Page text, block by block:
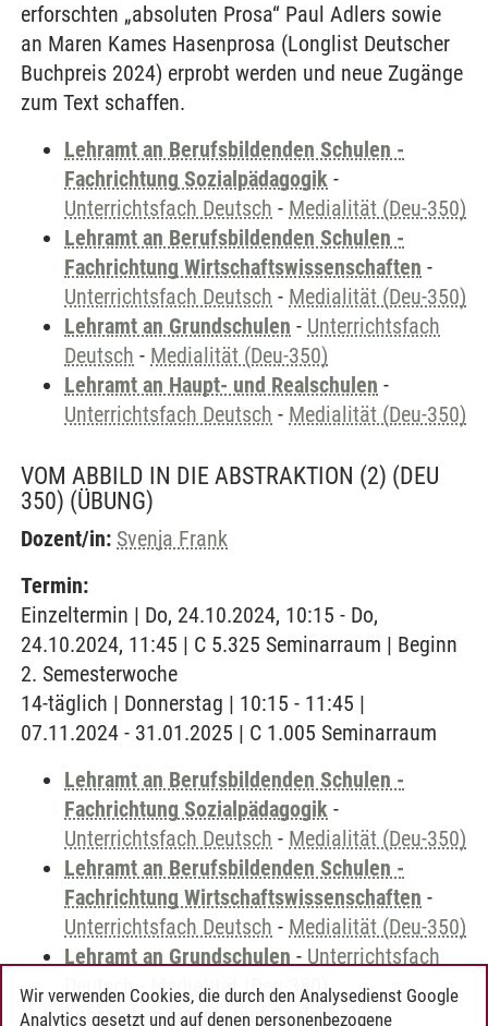
erforschten „absoluten Prosa“ Paul Adlers sowie
an Maren Kames Hasenprosa (Longlist Deutscher
Buchpreis 2024) erprobt werden und neue Zugänge
zum Text schaffen.
Lehramt an Berufsbildenden Schulen -
Fachrichtung Sozialpädagogik -
Unterrichtsfach Deutsch - Medialität (Deu-350)
Lehramt an Berufsbildenden Schulen -
Fachrichtung Wirtschaftswissenschaften -
Unterrichtsfach Deutsch - Medialität (Deu-350)
Lehramt an Grundschulen - Unterrichtsfach
Deutsch - Medialität (Deu-350)
Lehramt an Haupt- und Realschulen -
Unterrichtsfach Deutsch - Medialität (Deu-350)
VOM ABBILD IN DIE ABSTRAKTION (2) (DEU
350) (ÜBUNG)
Dozent/in: Svenja Frank
Termin:
Einzeltermin | Do, 24.10.2024, 10:15 - Do,
24.10.2024, 11:45 | C 5.325 Seminarraum | Beginn
2. Semesterwoche
14-täglich | Donnerstag | 10:15 - 11:45 |
07.11.2024 - 31.01.2025 | C 1.005 Seminarraum
Lehramt an Berufsbildenden Schulen -
Fachrichtung Sozialpädagogik -
Unterrichtsfach Deutsch - Medialität (Deu-350)
Lehramt an Berufsbildenden Schulen -
Fachrichtung Wirtschaftswissenschaften -
Unterrichtsfach Deutsch - Medialität (Deu-350)
Lehramt an Grundschulen - Unterrichtsfach
Deutsch-Medialität (Deu-350)
Lehramt an Haupt- und Realschulen-
Wir verwenden Cookies, die durch den Analysedienst Google
Analytics gesetzt und auf denen personenbezogene